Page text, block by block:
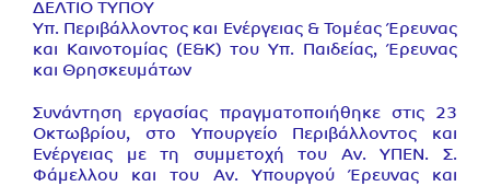
ΔΕΛΤΙΟ ΤΥΠΟΥ
Υπ. Περιβάλλοντος και Ενέργειας & Τομέας Έρευνας
και Καινοτομίας (Ε&Κ) του Υπ. Παιδείας, Έρευνας
και Θρησκευμάτων
Συνάντηση εργασίας πραγματοποιήθηκε στις 23
Οκτωβρίου, στο Υπουργείο Περιβάλλοντος και
Ενέργειας με τη συμμετοχή του Αν. ΥΠΕΝ. Σ.
Φάμελλου και του Αν. Υπουργού Έρευνας και